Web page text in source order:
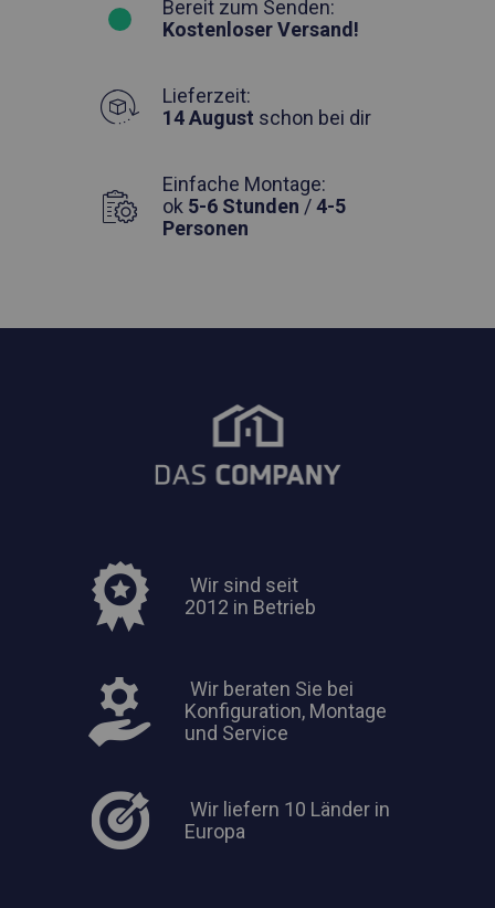
Bereit zum Senden:
Kostenloser Versand!
Lieferzeit:
14 August schon bei dir
Einfache Montage:
ok 5-6 Stunden /4-5
Personen
Wir sind seit
2012 in Betrieb
Wir beraten Sie bei
Konfiguration, Montage
und Service
Wir liefern 10 Länder in
Europa